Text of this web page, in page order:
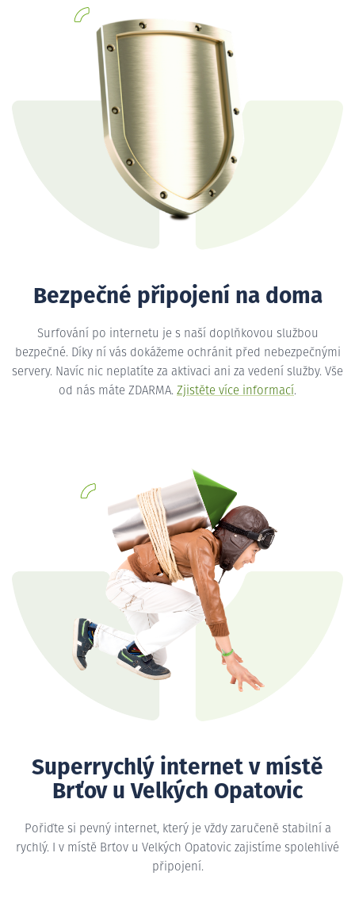
Bezpečné připojení na doma
Surfování po internetu je s naší doplňkovou službou
bezpečné. Díky ní vás dokážeme ochránit před nebezpečnými
servery. Navíc nic neplatíte za aktivaci ani za vedení služby. Vše
od nás máte ZDARMA. Zjistěte více informací.
Superrychlý internet v místě
Brťov u Velkých Opatovic
Pořiďte si pevný internet, který je vždy zaručeně stabilní a
rychlý. I v místě Brťov u Velkých Opatovic zajistíme spolehlivé
připojení.